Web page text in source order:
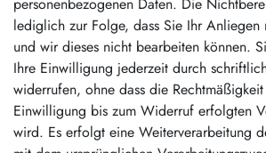
lediglich zur Folge, dass Sie Ihr Anliegen
und wir dieses nicht bearbeiten können.
Ihre Einwilligung jederzeit durch
widerrufen, ohne dass die
Einwilligung bis zum Widerruf erfolgten
wird. Es erfolgt eine Weiterverarbeitung